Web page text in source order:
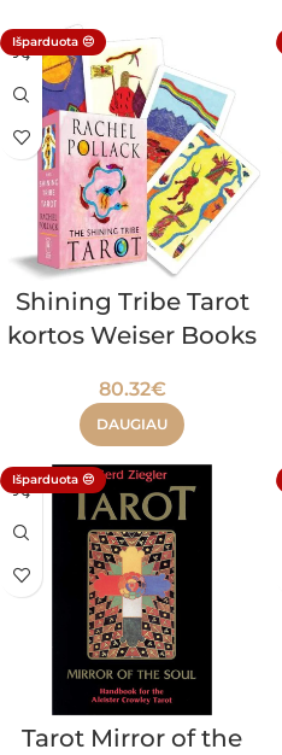
Išparduota 😔
Shining Tribe Tarot
kortos Weiser Books
80.32€
DAUGIAU
Išparduota 😔
Tarot Mirror of the